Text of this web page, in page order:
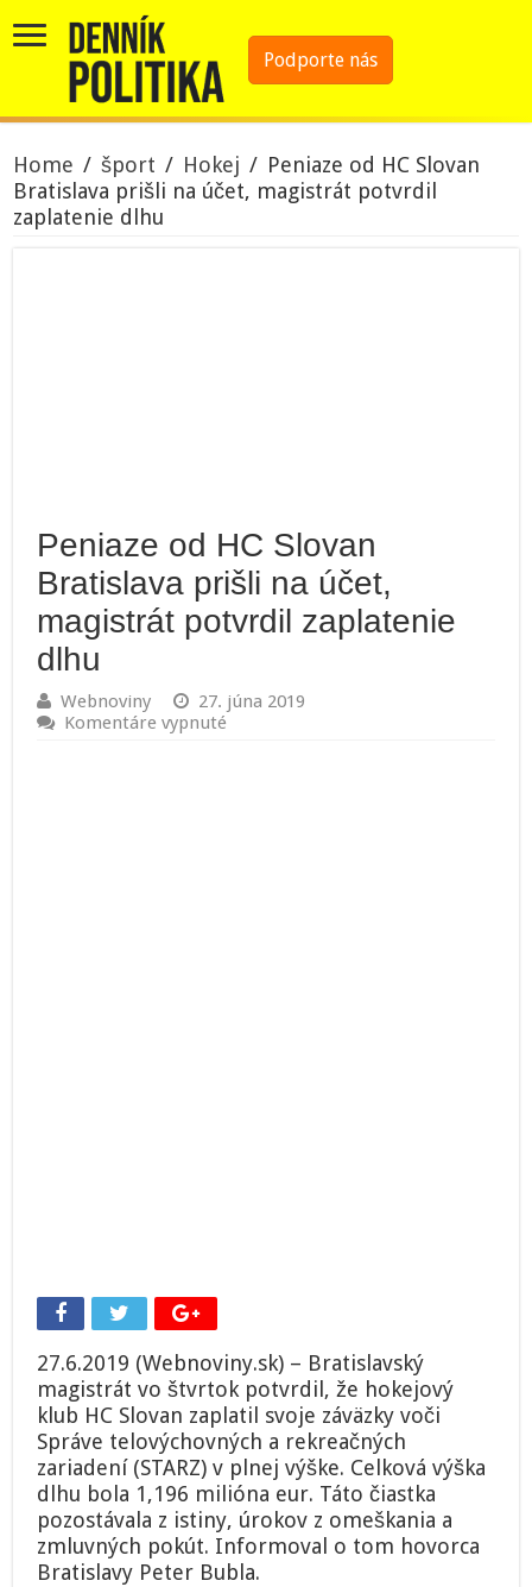
Podporte nás
Home / šport / Hokej / Peniaze od HC Slovan
Bratislava prišli na účet, magistrát potvrdil
zaplatenie dlhu
Peniaze od HC Slovan
Bratislava prišli na účet,
magistrát potvrdil zaplatenie
dlhu
Webnoviny
27. júna 2019
Komentáre vypnuté
27.6.2019 (Webnoviny.sk) – Bratislavský
magistrát vo štvrtok potvrdil, že hokejový
klub HC Slovan zaplatil svoje záväzky voči
Správe telovýchovných a rekreačných
zariadení (STARZ) v plnej výške. Celková výška
dlhu bola 1,196 milióna eur. Táto čiastka
pozostávala z istiny, úrokov z omeškania a
zmluvných pokút. Informoval o tom hovorca
Bratislavy Peter Bubla.